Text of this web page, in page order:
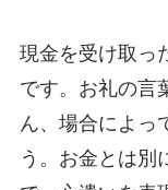
現金を受け取っ
です。お礼の言
ん、場合によっ
う。お金とは別